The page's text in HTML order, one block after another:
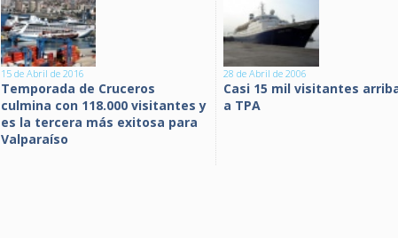
15 de Abril de 2016
Temporada de Cruceros
culmina con 118.000 visitantes y
es la tercera más exitosa para
Valparaíso
28 de Abril de 2006
Casi 15 mil visitantes
a TPA